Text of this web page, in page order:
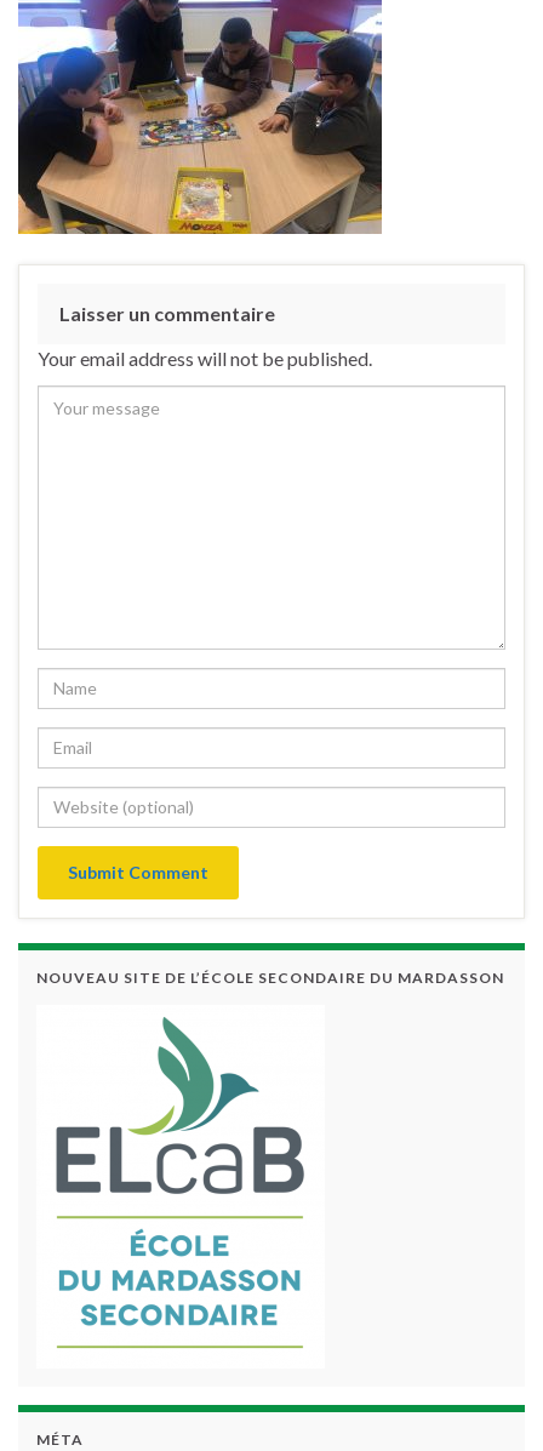
Laisser un commentaire
Your email address will not be published.
NOUVEAU SITE DE L’ÉCOLE SECONDAIRE DU MARDASSON
MÉTA